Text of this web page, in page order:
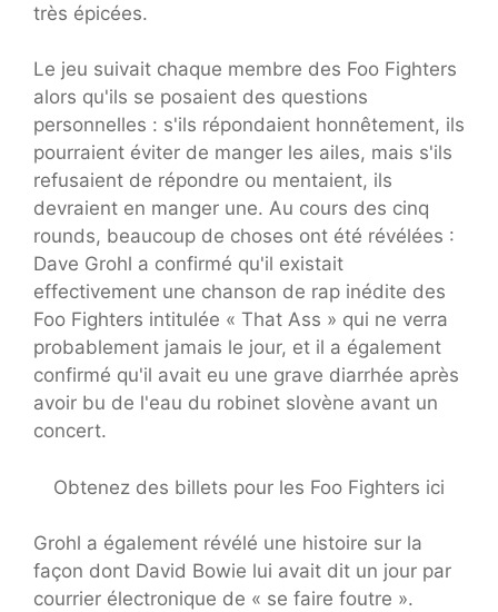
très épicées.
Le jeu suivait chaque membre des Foo Fighters
alors qu'ils se posaient des questions
personnelles : s'ils répondaient honnêtement, ils
pourraient éviter de manger les ailes, mais s'ils
refusaient de répondre ou mentaient, ils
devraient en manger une. Au cours des cinq
rounds, beaucoup de choses ont été révélées :
Dave Grohl a confirmé qu'il existait
effectivement une chanson de rap inédite des
Foo Fighters intitulée « That Ass » qui ne verra
probablement jamais le jour, et il a également
confirmé qu'il avait eu une grave diarrhée après
avoir bu de l'eau du robinet slovène avant un
concert.
Obtenez des billets pour les Foo Fighters ici
Grohl a également révélé une histoire sur la
façon dont David Bowie lui avait dit un jour par
courrier électronique de « se faire foutre ».